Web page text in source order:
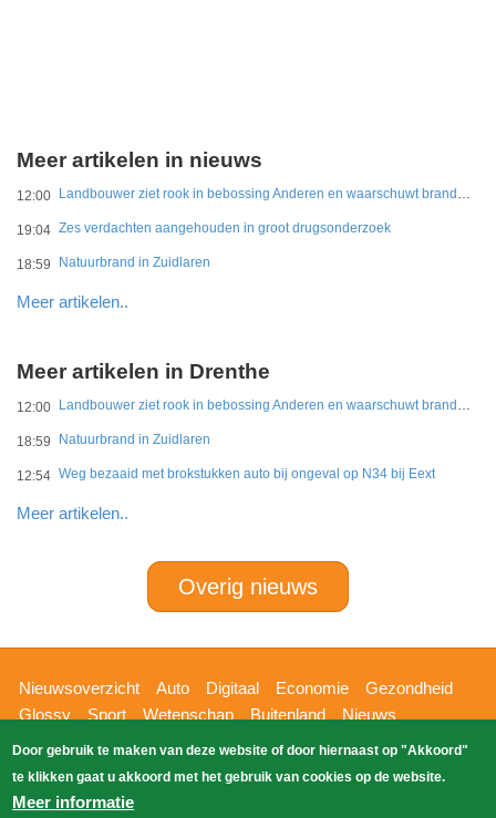
Meer artikelen in nieuws
12:00 Landbouwer ziet rook in bebossing Anderen en waarschuwt brandweer
19:04 Zes verdachten aangehouden in groot drugsonderzoek
18:59 Natuurbrand in Zuidlaren
Meer artikelen..
Meer artikelen in Drenthe
12:00 Landbouwer ziet rook in bebossing Anderen en waarschuwt brandweer
18:59 Natuurbrand in Zuidlaren
12:54 Weg bezaaid met brokstukken auto bij ongeval op N34 bij Eext
Meer artikelen..
Overig nieuws
Hoofdnavigatie
Nieuwsoverzicht Auto Digitaal Economie
Gezondheid
Glossy
Sport Wetenschap Buitenland
Nieuws
Bizzpress
Blik op 112 Provincies
Weekoverzicht
Zoeken
Copyright Blik Op Nieuws 2026gehost
Door gebruik te maken van deze website of door hiernaast op "Akkoord"
te klikken gaat u akkoord met het gebruik van cookies op de website.
Meer informatie